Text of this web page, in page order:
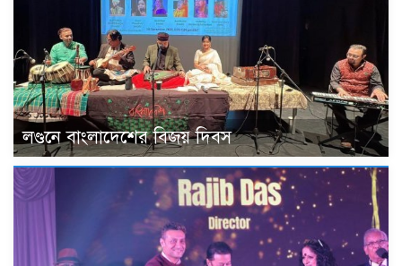
লণ্ডনে বাংলাদেশের বিজয় দিবস